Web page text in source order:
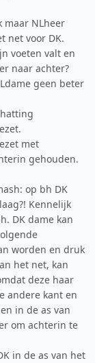
maar NLheer
net voor DK.
voeten valt en
naar achter?
geen beter
met
gehouden.
op bh DK
Kennelijk
DK dame kan
worden en druk
het net, kan
deze haar
andere kant en
in de as van
om achterin te
in de as van het